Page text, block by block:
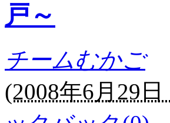
戸～
チームむかご
(2008年6月29日